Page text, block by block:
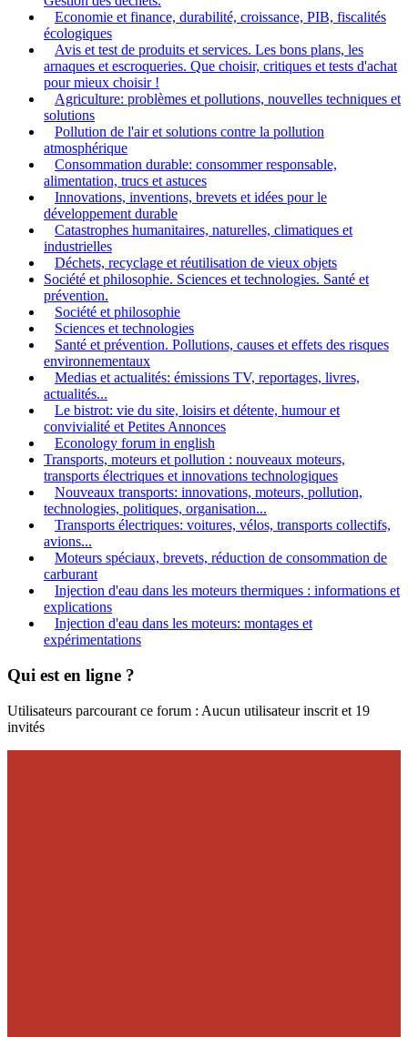
Economie et finance, durabilité, croissance, PIB, fiscalités
écologiques
Avis et test de produits et services. Les bons plans, les
arnaques et escroqueries. Que choisir, critiques et tests d'achat
pour mieux choisir !
Agriculture: problèmes et pollutions, nouvelles techniques et
solutions
Pollution de l'air et solutions contre la pollution
atmosphérique
Consommation durable: consommer responsable,
alimentation, trucs et astuces
Innovations, inventions, brevets et idées pour le
développement durable
Catastrophes humanitaires, naturelles, climatiques et
industrielles
Déchets, recyclage et réutilisation de vieux objets
Société et philosophie. Sciences et technologies. Santé et
prévention.
Société et philosophie
Sciences et technologies
Santé et prévention. Pollutions, causes et effets des risques
environnementaux
Medias et actualités: émissions TV, reportages, livres,
actualités...
Le bistrot: vie du site, loisirs et détente, humour et
convivialité et Petites Annonces
Econology forum in english
Transports, moteurs et pollution : nouveaux moteurs,
transports électriques et innovations technologiques
Nouveaux transports: innovations, moteurs, pollution,
technologies, politiques, organisation...
Transports électriques: voitures, vélos, transports collectifs,
avions...
Moteurs spéciaux, brevets, réduction de consommation de
carburant
Injection d'eau dans les moteurs thermiques : informations et
explications
Injection d'eau dans les moteurs: montages et
expérimentations
Qui est en ligne ?
Utilisateurs parcourant ce forum : Aucun utilisateur inscrit et 19
invités